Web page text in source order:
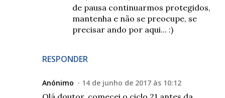
RESPONDER
de pausa continuarmos protegidos,
mantenha e não se preocupe, se
precisar ando por aqui... :)
Anónimo 14 de junho de 2017 às 10:12